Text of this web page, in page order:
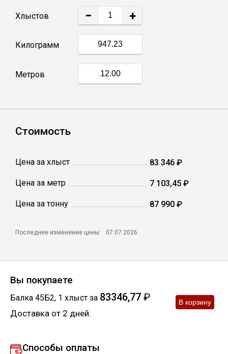
Катанка
Профлист
Сетка кладочная
Скобо-гибочные изделия
Хлыстов − +
Килограмм
Метров
Стоимость
Цена за хлыст 83 346 ₽
Цена за метр 7 103,45 ₽
Цена за тонну 87 990 ₽
Последнее изменение цены: 07.07.2026
Вы покупаете
Балка 45Б2, 1 хлыст за 83346,77 ₽
Доставка от 2 дней.
Способы оплаты